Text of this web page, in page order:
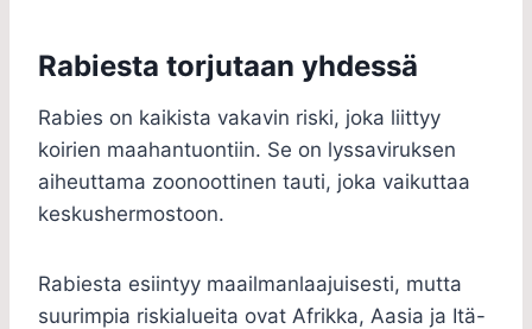
Rabiesta torjutaan yhdessä
Rabies on kaikista vakavin riski, joka liittyy
koirien maahantuontiin. Se on lyssaviruksen
aiheuttama zoonoottinen tauti, joka vaikuttaa
keskushermostoon.
Rabiesta esiintyy maailmanlaajuisesti, mutta
suurimpia riskialueita ovat Afrikka, Aasia ja Itä-